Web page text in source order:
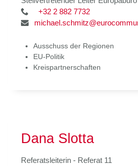
+32 2 882 7732
Ausschuss der Regionen
EU-Politik
Kreispartnerschaften
Dana Slotta
Referatsleiterin - Referat 11